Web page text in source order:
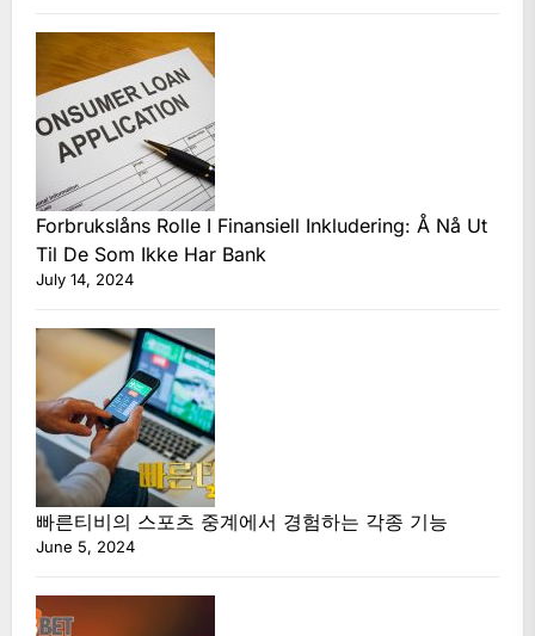
Forbrukslåns Rolle I Finansiell Inkludering: Å Nå Ut
Til De Som Ikke Har Bank
July 14, 2024
빠른티비의 스포츠 중계에서 경험하는 각종 기능
June 5, 2024